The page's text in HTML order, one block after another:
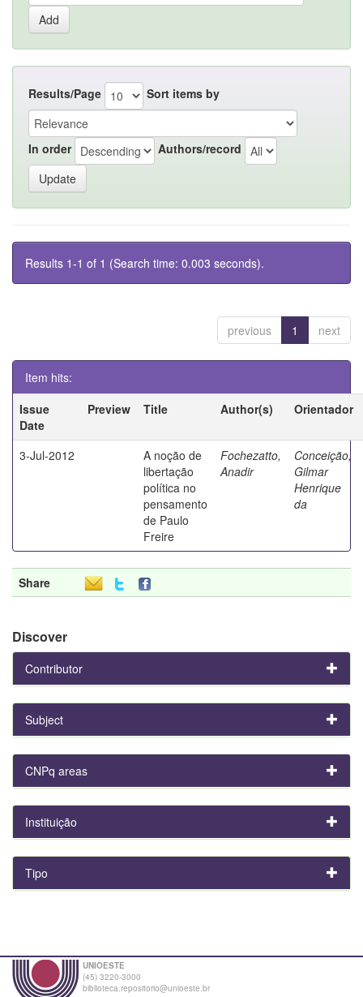
Results/Page Sort items by
In order Authors/record
Results 1-1 of 1 (Search time: 0.003 seconds).
previous 1 next
Item hits:
Issue
Date
Preview Title Author(s) Orientador
3-Jul-2012
A noção de
libertação
política no
pensamento
de Paulo
Freire
Fochezatto,
Anadir
Conceição,
Gilmar
Henrique
da
Share
Discover
Contributor
Subject
CNPq areas
Instituição
Tipo
UNIOESTE
(45) 3220-3000
biblioteca.repositorio@unioeste.br